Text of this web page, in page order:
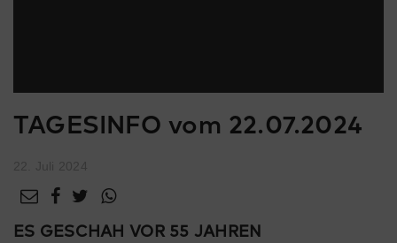
TAGESINFO vom 22.07.2024
ES GESCHAH VOR 55 JAHREN